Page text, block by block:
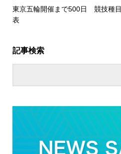
東京五輪開催まで500日 競技種
表
記事検索